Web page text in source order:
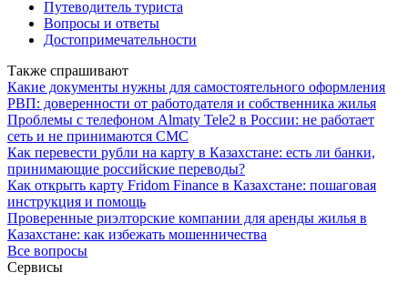
Путеводитель туриста
Вопросы и ответы
Достопримечательности
Также спрашивают
Какие документы нужны для самостоятельного оформления
РВП: доверенности от работодателя и собственника жилья
Проблемы с телефоном Almaty Tele2 в России: не работает
сеть и не принимаются СМС
Как перевести рубли на карту в Казахстане: есть ли банки,
принимающие российские переводы?
Как открыть карту Fridom Finance в Казахстане: пошаговая
инструкция и помощь
Проверенные риэлторские компании для аренды жилья в
Казахстане: как избежать мошенничества
Все вопросы
Сервисы